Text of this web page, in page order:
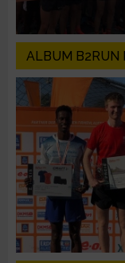
ALBUM B2RUN
Erstellung von
Verwendung von
Erstellung von
Verwendung von
Messung der